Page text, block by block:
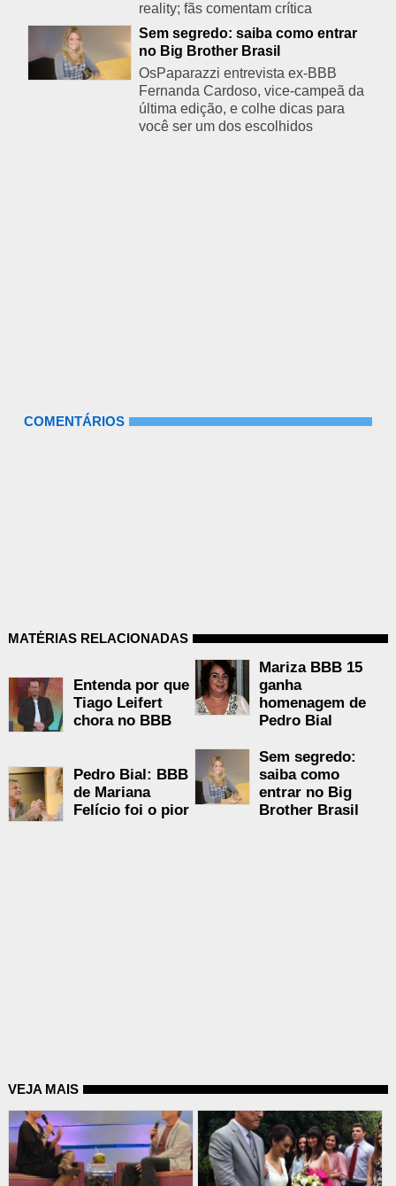
reality; fãs comentam crítica
Sem segredo: saiba como entrar
no Big Brother Brasil
OsPaparazzi entrevista ex-BBB
Fernanda Cardoso, vice-campeã da
última edição, e colhe dicas para
você ser um dos escolhidos
COMENTÁRIOS
MATÉRIAS RELACIONADAS
Entenda por que
Tiago Leifert
chora no BBB
Mariza BBB 15
ganha
homenagem de
Pedro Bial
Pedro Bial: BBB
de Mariana
Felício foi o pior
Sem segredo:
saiba como
entrar no Big
Brother Brasil
VEJA MAIS